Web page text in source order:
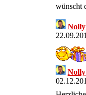
wünscht
Nolly
Nolly